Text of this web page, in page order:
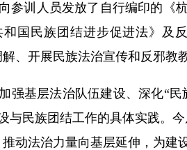
参训人员发放了自行编印的《
国民族团结进步促进法》及
、开展民族法治宣传和反邪教
强基层法治队伍建设、深化“
与民族团结工作的具体实践。
动法治力量向基层延伸，为建